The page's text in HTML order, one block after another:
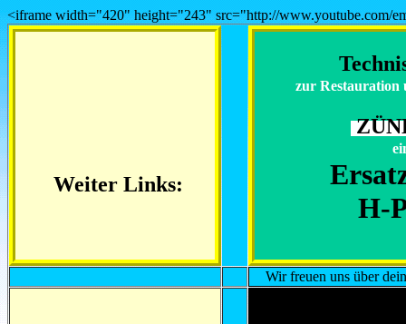
<iframe width="420" height="243" src="http://www.youtube.com/
Weiter Links:
zur Restauration
H-
Wir freuen uns über